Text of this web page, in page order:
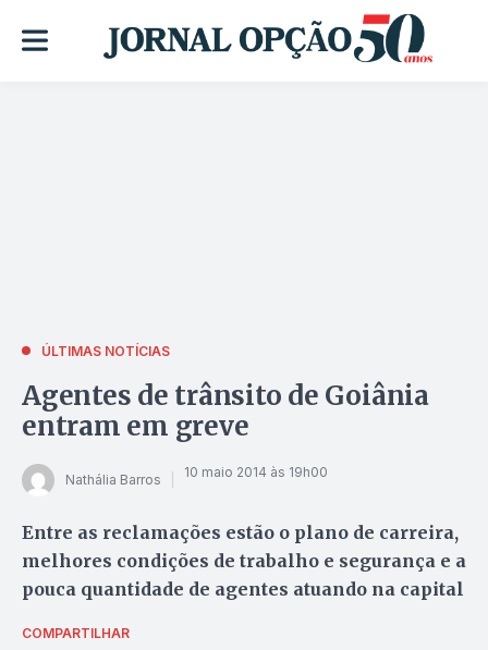
ÚLTIMAS NOTÍCIAS
Agentes de trânsito de Goiânia
entram em greve
Nathália Barros 10 maio 2014 às 19h00
Entre as reclamações estão o plano de carreira,
melhores condições de trabalho e segurança e a
pouca quantidade de agentes atuando na capital
COMPARTILHAR